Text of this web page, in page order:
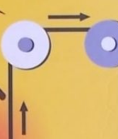
PSIHOLOGIJA,